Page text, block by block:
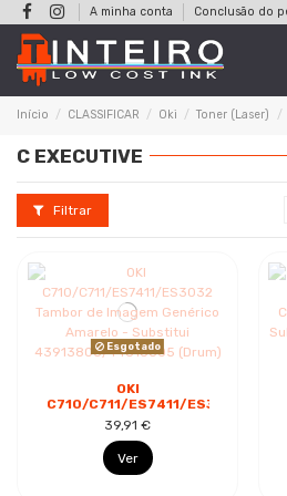
A minha conta Conclusão do
Início CLASSIFICAR Oki Toner (Laser)
C EXECUTIVE
Filtrar
Esgotado
OKI
C710/C711/ES7411/ES3032
TAMBOR DE IMAGEM
GENÉRICO AMARELO -
SUBSTITUI...
39,91 €
Ver